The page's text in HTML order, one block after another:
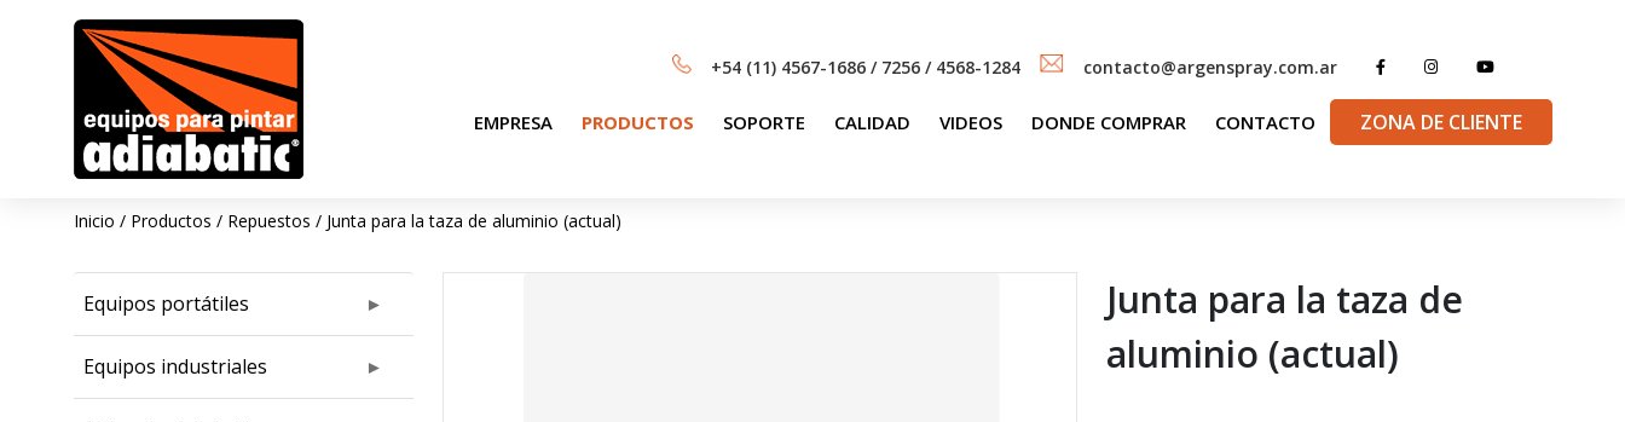
+54 (11) 4567-1686 / 7256 / 4568-1284 contacto@argenspray.com.ar
EMPRESA PRODUCTOS SOPORTE CALIDAD VIDEOS DONDE COMPRAR CONTACTO ZONA DE CLIENTE
Inicio / Productos / Repuestos / Junta para la taza de aluminio (actual)
Equipos portátiles
Equipos industriales
Junta para la taza de
aluminio (actual)